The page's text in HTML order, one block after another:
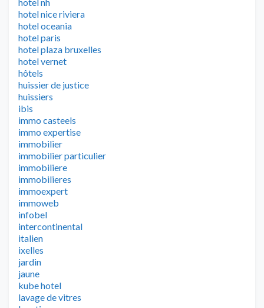
hotel nice riviera
hotel oceania
hotel paris
hotel plaza bruxelles
hotel vernet
hôtels
huissier de justice
huissiers
ibis
immo casteels
immo expertise
immobilier
immobilier particulier
immobiliere
immobilieres
immoexpert
immoweb
infobel
intercontinental
italien
ixelles
jardin
jaune
kube hotel
lavage de vitres